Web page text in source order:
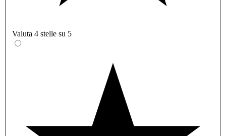
Valuta 4 stelle su 5